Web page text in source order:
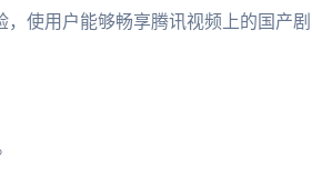
使用户能够畅享腾讯视频上的国产